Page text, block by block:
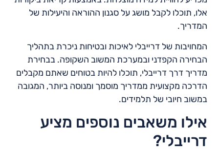
אלו, תוכלו לקבל מושג על סגנון ההוראה והיעילות של
המדריך.
המחויבות של דרייבלי לאיכות ובטיחות ניכרת בתהליך
הבחירה הקפדני ובמערכת המשוב השקופה. בבחירת
מדריך דרך דרייבלי, תוכלו להיות בטוחים שאתם מקבלים
הדרכה מקצועית ממדריך מוסמך ומנוסה ביותר, המגובה
במשוב חיובי של תלמידים.
אילו משאבים נוספים מציע
דרייבלי?